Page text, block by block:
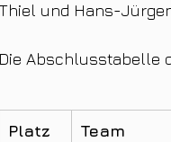
und Hans-
Die Abschlusstabelle
Platz Team